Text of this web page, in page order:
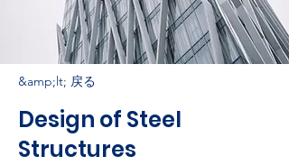
&amp;lt; 戻る
Design of Steel
Structures